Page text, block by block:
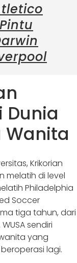
Dunia
Wanita
Krikorian
melatih di level
Philadelphia
Soccer
tiga tahun, dari
sendiri
yang
lagi.